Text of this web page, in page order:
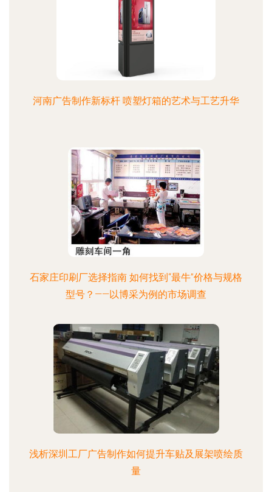
河南广告制作新标杆 喷塑灯箱的艺术与工艺升华
石家庄印刷厂选择指南 如何找到“最牛”价格与规格
型号？——以博采为例的市场调查
浅析深圳工厂广告制作如何提升车贴及展架喷绘质
量